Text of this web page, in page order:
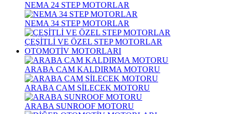
NEMA 24 STEP MOTORLAR
NEMA 34 STEP MOTORLAR
ÇEŞİTLİ VE ÖZEL STEP MOTORLAR
OTOMOTİV MOTORLARI
ARABA CAM KALDIRMA MOTORU
ARABA CAM SİLECEK MOTORU
ARABA SUNROOF MOTORU